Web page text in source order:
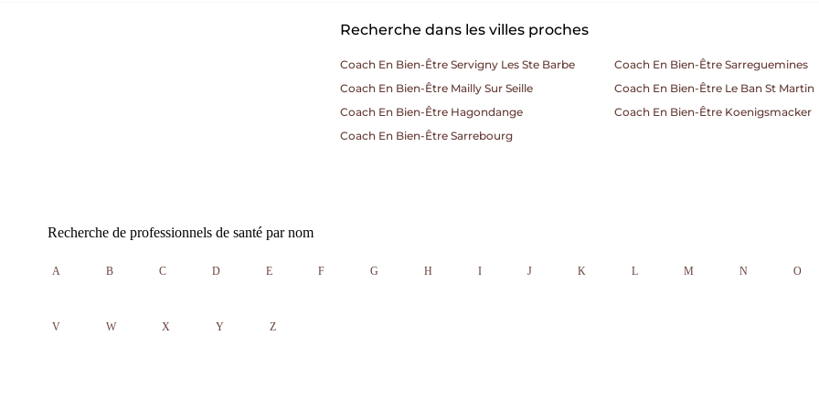
Recherche dans les villes proches
Coach En Bien-Être Servigny Les Ste Barbe
Coach En Bien-Être Sarreguemines
Coach En Bien-Être Mailly Sur Seille
Coach En Bien-Être Le Ban St Martin
Coach En Bien-Être Hagondange
Coach En Bien-Être Koenigsmacker
Coach En Bien-Être Sarrebourg
Recherche de professionnels de santé par nom
A B C D E F G H I J K L M N O
V W X Y Z